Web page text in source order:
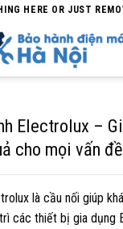
HERE OR JUST
Electrolux –
cho mọi vấn đề
là cầu nối giúp
các thiết bị gia dụng